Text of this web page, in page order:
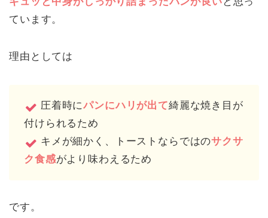
ています。
理由としては
圧着時にパンにハリが出て綺麗な焼き目が
付けられるため
キメが細かく、トーストならではのサクサ
ク食感がより味わえるため
です。